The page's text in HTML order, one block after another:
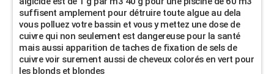
suffisent amplement pour détruire toute algue au dela
vous polluez votre bassin et vous y mettez une dose de
cuivre qui non seulement est dangereuse pour la santé
mais aussi apparition de taches de fixation de sels de
cuivre voir surement aussi de cheveux colorés en vert pour
les blonds et blondes